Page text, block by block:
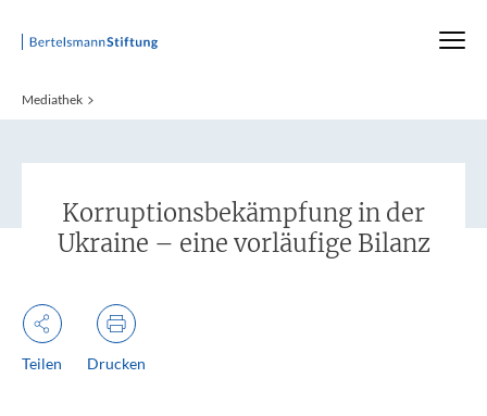
Startseite
Mediathek
:
Korruptionsbekämpfung in der
Ukraine – eine vorläufige Bilanz
Teilen Drucken